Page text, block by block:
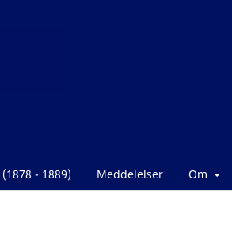
- 1889) Meddelelser Om